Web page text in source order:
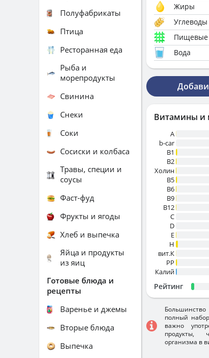
Жиры
Углеводы
Пищевые
Вода
Витамины и
A
b-car
В1
B2
Холин
B5
B6
B9
B12
C
D
E
H
вит.К
PP
Калий
Рейтинг
полный
важно
продукты,
организма в
Полуфабрикаты
Птица
Ресторанная еда
Рыба и
морепродукты
Свинина
Снеки
Соки
Сосиски и колбаса
Травы, специи и
соусы
Фаст-фуд
Фрукты и ягоды
Хлеб и выпечка
Яйца и продукты
из яиц
Готовые блюда и
рецепты
Варенье и джемы
Вторые блюда
Выпечка